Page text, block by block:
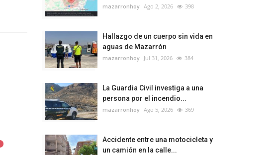
mazarronhoy Ago 2, 2026 398
Hallazgo de un cuerpo sin vida en
aguas de Mazarrón
mazarronhoy Jul 31, 2026 384
La Guardia Civil investiga a una
persona por el incendio...
mazarronhoy Ago 5, 2026 369
Accidente entre una motocicleta y
un camión en la calle...